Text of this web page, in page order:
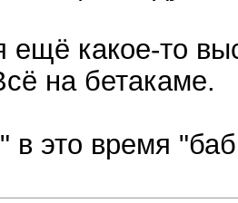
ещё какое-то
на бетакаме.
в это время